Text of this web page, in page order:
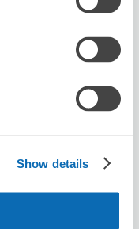
Show details